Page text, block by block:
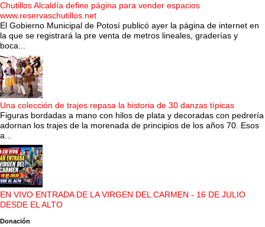
Chutillos Alcaldía define página para vender espacios
www.reservaschutillos.net
El Gobierno Municipal de Potosí publicó ayer la página de internet en
la que se registrará la pre venta de metros lineales, graderías y
boca...
Una colección de trajes repasa la historia de 30 danzas típicas
Figuras bordadas a mano con hilos de plata y decoradas con pedrería
adornan los trajes de la morenada de principios de los años 70. Esos
a...
EN VIVO ENTRADA DE LA VIRGEN DEL CARMEN - 16 DE JULIO
DESDE EL ALTO
Donación